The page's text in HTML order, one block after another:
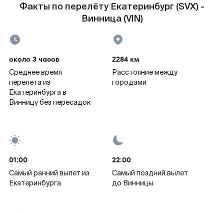
Факты по перелёту Екатеринбург (SVX) -
Винница (VIN)
около 3 часов
Среднее время
перелета из
Екатеринбурга в
Винницу без пересадок
2284 км
Расстояние между
городами
01:00
Самый ранний вылет из
Екатеринбурга
22:00
Самый поздний вылет
до Винницы